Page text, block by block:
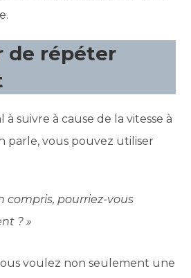
de répéter
à suivre à cause de la vitesse à
parle, vous pouvez utiliser
compris, pourriez-vous
? »
voulez non seulement une